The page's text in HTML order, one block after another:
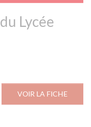
Lycée
VOIR LA FICHE